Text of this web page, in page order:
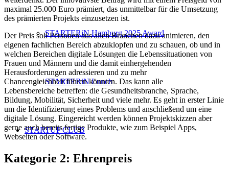
STARTERiN Hamburg 2025 Award
STARTERiN Lunch
STARTUP CLUB
maximal 25.000 Euro prämiert, das unmittelbar für die Umsetzung
des prämierten Projekts einzusetzen ist.
Der Preis soll Personen aus allen Branchen dazu animieren, den
eigenen fachlichen Bereich abzuklopfen und zu schauen, ob und in
welchen Bereichen digitale Lösungen die Lebenssituationen von
Frauen und Männern und die damit einhergehenden
Herausforderungen adressieren und zu mehr
Chancengleichheit führen könnten. Das kann alle
Lebensbereiche betreffen: die Gesundheitsbranche, Sprache,
Bildung, Mobilität, Sicherheit und viele mehr. Es geht in erster Linie
um die Identifizierung eines Problems und anschließend um eine
digitale Lösung. Eingereicht werden können Projektskizzen aber
gerne auch bereits fertige Produkte, wie zum Beispiel Apps,
Webseiten oder Software.
Kategorie 2: Ehrenpreis